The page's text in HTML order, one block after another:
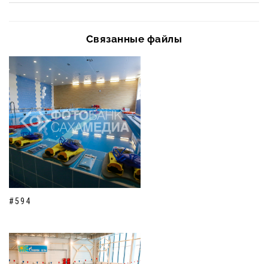
Связанные файлы
#594